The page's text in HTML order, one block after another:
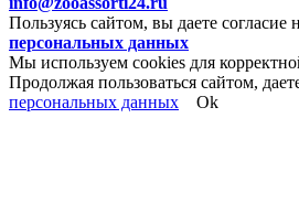
Пользуясь сайтом, вы даете согласие
персональных данных
Мы используем cookies для
Продолжая пользоваться сайтом,
персональных данных
Ok